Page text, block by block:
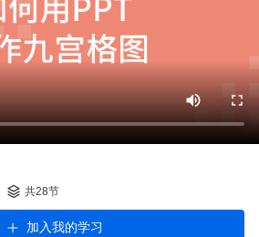
共28节
加入我的学习